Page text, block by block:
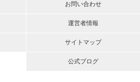
お問い合わせ
運営者情報
サイトマップ
公式ブログ